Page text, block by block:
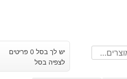
יש לך בסל 0 פריטים
לצפיה בסל